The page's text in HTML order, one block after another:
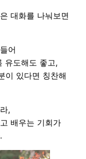
대화를 나눠보면
어
유도해도 좋고,
이 있다면 칭찬해
,
배우는 기회가